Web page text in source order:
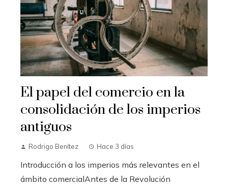
El papel del comercio en la
consolidación de los imperios
antiguos
Rodrigo Benítez Hace 3 días
Introducción a los imperios más relevantes en el
ámbito comercialAntes de la Revolución